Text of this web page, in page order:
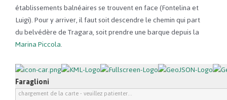
établissements balnéaires se trouvent en face (Fontelina et
Luigi). Pour y arriver, il faut soit descendre le chemin qui part
du belvédère de Tragara, soit prendre une barque depuis la
Marina Piccola.
Faraglioni
chargement de la carte - veuillez patienter...